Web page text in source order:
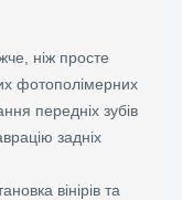
ніж просте
фотополімерних
передніх зубів
задніх
вінірів та